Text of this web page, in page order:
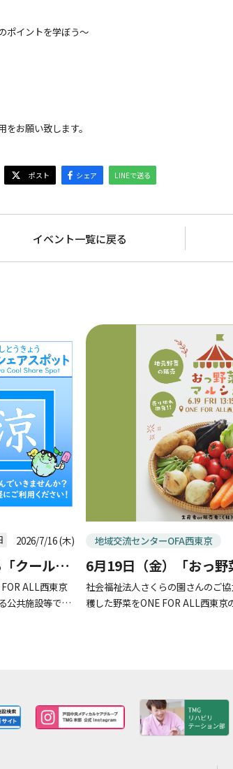
ポイントを学ぼう～
お願い致します。
イベント一覧に戻る
2026/7/16 (木)
クールシ
さい🌤️
ALL西東京
公共施設等で涼
地域交流センターOFA西東京
6月19日（金）「おっ
産 朝どれ野菜の直売
社会福祉法人さくらの園さんのご
穫した野菜をONE FOR ALL西東